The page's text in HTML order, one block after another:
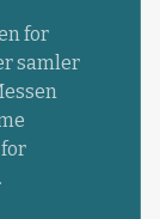
for
samler